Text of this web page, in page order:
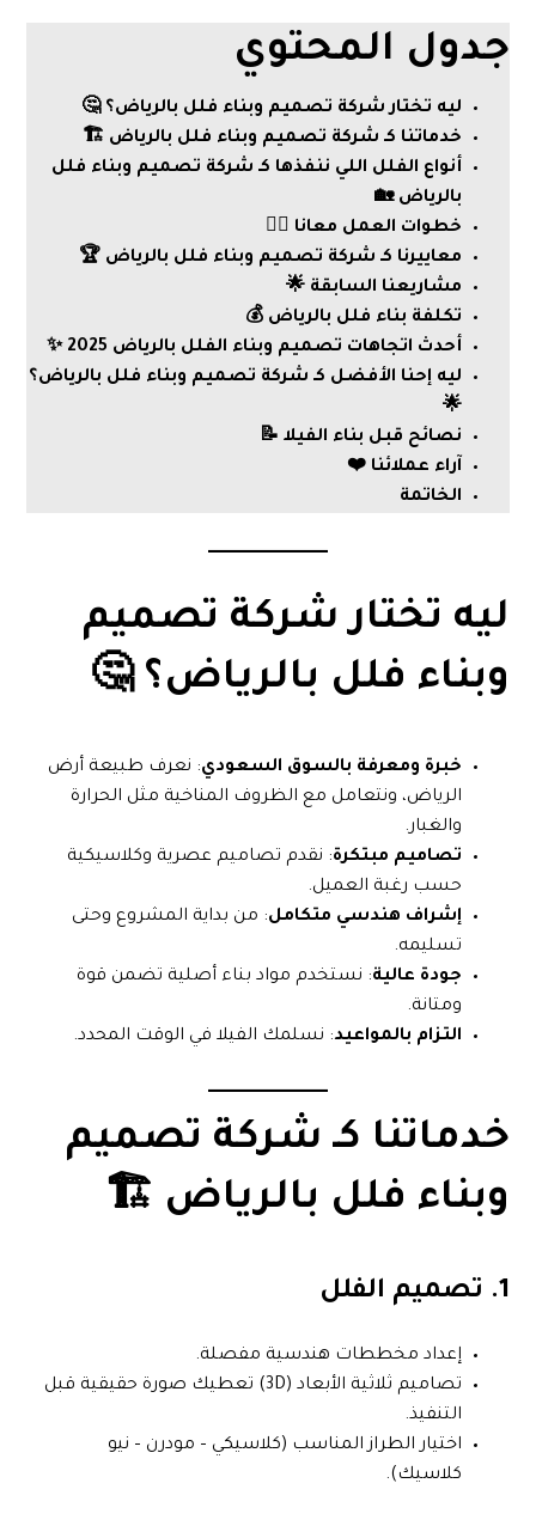
جدول المحتوي
ليه تختار شركة تصميم وبناء فلل بالرياض؟ 🤔
خدماتنا كـ شركة تصميم وبناء فلل بالرياض 🏗️
أنواع الفلل اللي ننفذها كـ شركة تصميم وبناء فلل
بالرياض 🏡
خطوات العمل معانا 👷‍♂️
معاييرنا كـ شركة تصميم وبناء فلل بالرياض 🏆
مشاريعنا السابقة 🌟
تكلفة بناء فلل بالرياض 💰
أحدث اتجاهات تصميم وبناء الفلل بالرياض 2025 ✨
ليه إحنا الأفضل كـ شركة تصميم وبناء فلل بالرياض؟
🌟
نصائح قبل بناء الفيلا 📝
آراء عملائنا ❤️
الخاتمة
ليه تختار شركة تصميم
وبناء فلل بالرياض؟ 🤔
خبرة ومعرفة بالسوق السعودي: نعرف طبيعة أرض
الرياض، ونتعامل مع الظروف المناخية مثل الحرارة
والغبار.
تصاميم مبتكرة: نقدم تصاميم عصرية وكلاسيكية
حسب رغبة العميل.
إشراف هندسي متكامل: من بداية المشروع وحتى
تسليمه.
جودة عالية: نستخدم مواد بناء أصلية تضمن قوة
ومتانة.
التزام بالمواعيد: نسلمك الفيلا في الوقت المحدد.
خدماتنا كـ شركة تصميم
وبناء فلل بالرياض 🏗️
1. تصميم الفلل
إعداد مخططات هندسية مفصلة.
تصاميم ثلاثية الأبعاد (3D) تعطيك صورة حقيقية قبل
التنفيذ.
اختيار الطراز المناسب (كلاسيكي – مودرن – نيو
كلاسيك).